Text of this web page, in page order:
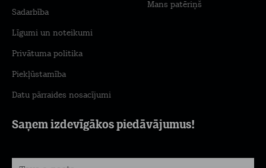
Saņem izdevīgākos piedāvājumus!
Sadarbība
Līgumi un noteikumi
Privātuma politika
Piekļūstamība
Datu pārraides nosacījumi
Mans patēriņš